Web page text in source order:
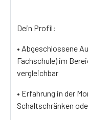
Dein Profil:
• Abgeschlossene
Fachschule) im
vergleichbar
• Erfahrung in der
Schaltschränken